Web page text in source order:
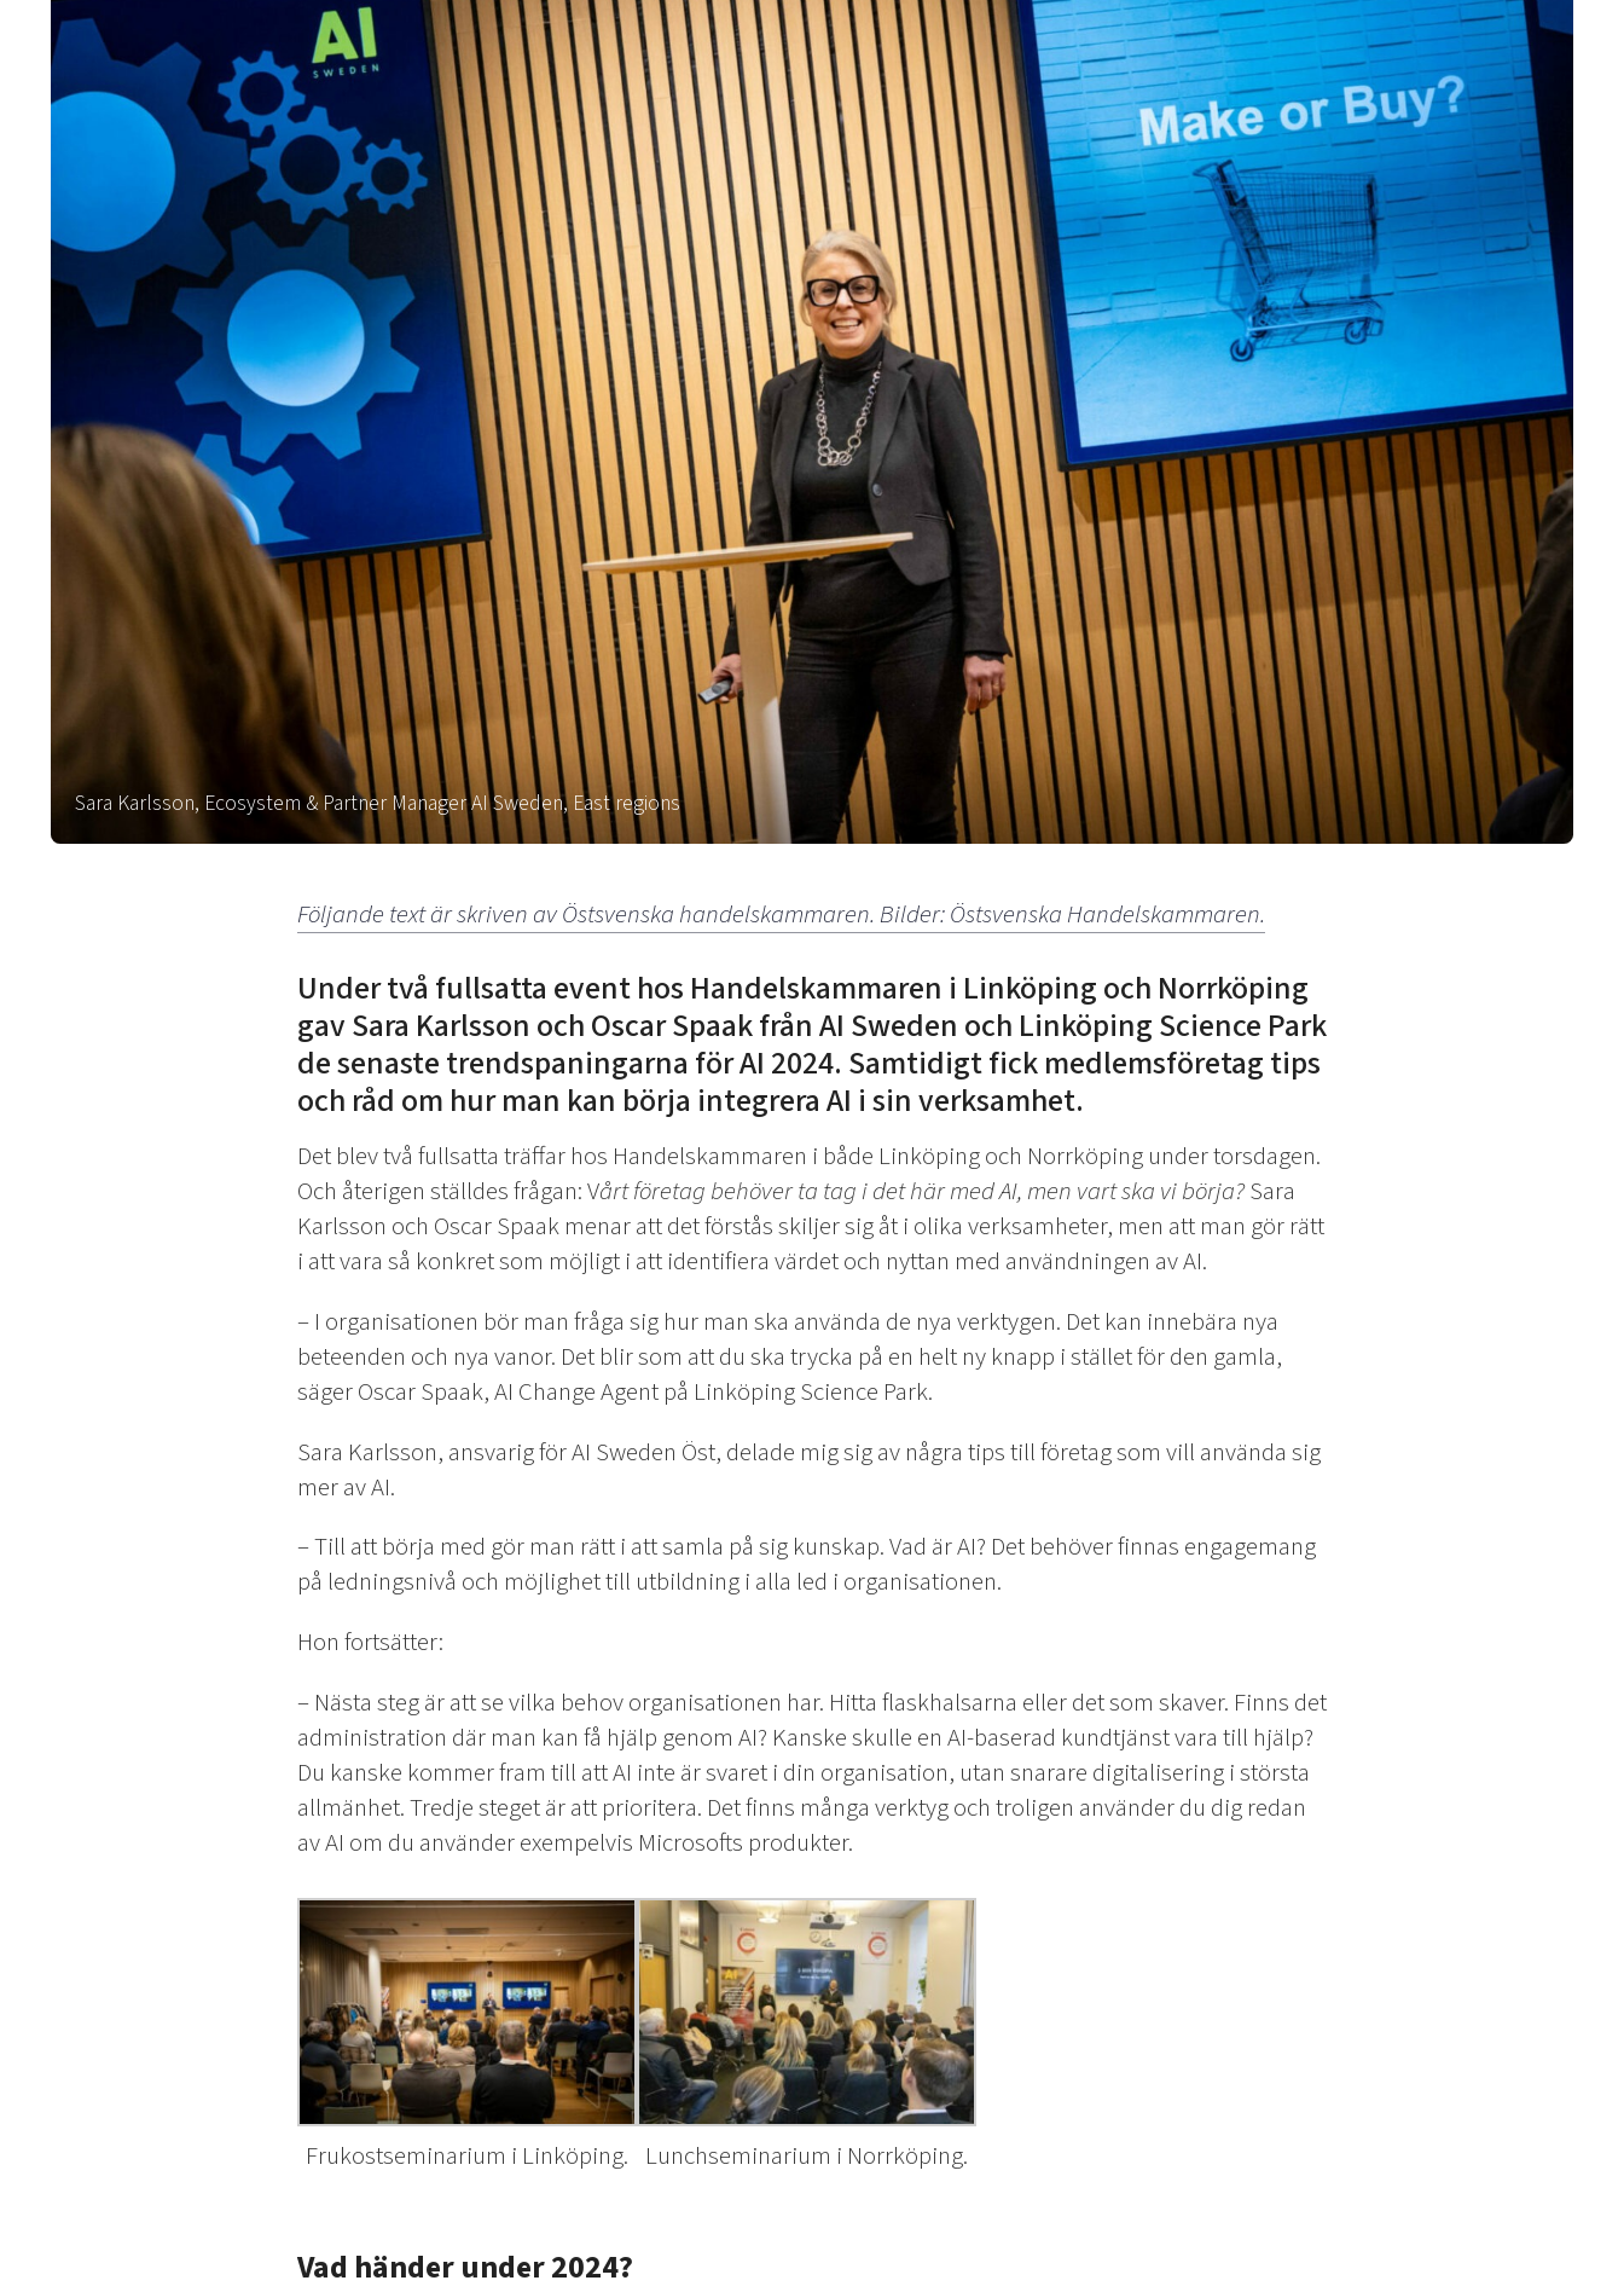
Sara Karlsson, Ecosystem & Partner Manager AI Sweden, East regions
Följande text är skriven av Östsvenska handelskammaren. Bilder: Östsvenska Handelskammaren.
Under två fullsatta event hos Handelskammaren i Linköping och Norrköping
gav Sara Karlsson och Oscar Spaak från AI Sweden och Linköping Science Park
de senaste trendspaningarna för AI 2024. Samtidigt fick medlemsföretag tips
och råd om hur man kan börja integrera AI i sin verksamhet.
Det blev två fullsatta träffar hos Handelskammaren i både Linköping och Norrköping under torsdagen.
Och återigen ställdes frågan: Vårt företag behöver ta tag i det här med AI, men vart ska vi börja?Sara
Karlsson och Oscar Spaak menar att det förstås skiljer sig åt i olika verksamheter, men att man gör rätt
i att vara så konkret som möjligt i att identifiera värdet och nyttan med användningen av AI.
– I organisationen bör man fråga sig hur man ska använda de nya verktygen. Det kan innebära nya
beteenden och nya vanor. Det blir som att du ska trycka på en helt ny knapp i stället för den gamla,
säger Oscar Spaak, AI Change Agent på Linköping Science Park.
Sara Karlsson, ansvarig för AI Sweden Öst, delade mig sig av några tips till företag som vill använda sig
mer av AI.
– Till att börja med gör man rätt i att samla på sig kunskap. Vad är AI? Det behöver finnas engagemang
på ledningsnivå och möjlighet till utbildning i alla led i organisationen.
Hon fortsätter:
– Nästa steg är att se vilka behov organisationen har. Hitta flaskhalsarna eller det som skaver. Finns det
administration där man kan få hjälp genom AI? Kanske skulle en AI-baserad kundtjänst vara till hjälp?
Du kanske kommer fram till att AI inte är svaret i din organisation, utan snarare digitalisering i största
allmänhet. Tredje steget är att prioritera. Det finns många verktyg och troligen använder du dig redan
av AI om du använder exempelvis Microsofts produkter.
Frukostseminarium i Linköping. Lunchseminarium i Norrköping.
Vad händer under 2024?